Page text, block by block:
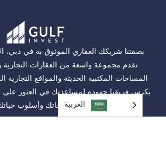
بصفتنا شريكك العقاري الموثوق به في دبي،
نقدم مجموعة واسعة من العقارات التجارية
المساحات المكتبية الحديثة والمواقع التجارية
يكرس فريقنا جهوده لمساعدتك في العثور على
احتياجاتك وأسلوب
العربية‏